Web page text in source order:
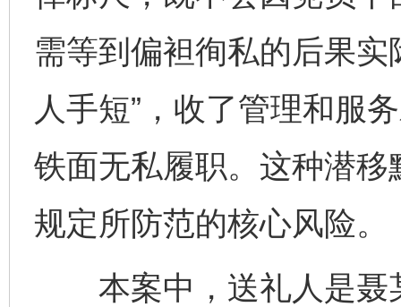
需等到偏袒徇私的后果
人手短”，收了管理和服
铁面无私履职。这种潜
规定所防范的核心风险。
本案中，送礼人是聂